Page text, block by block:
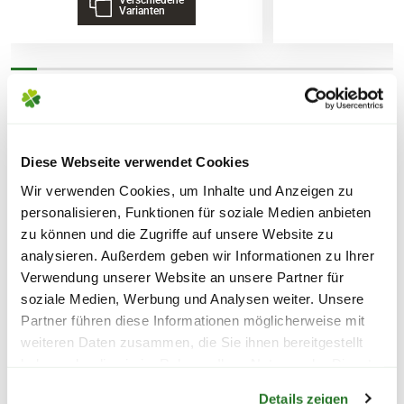
Diese Webseite verwendet Cookies
Wir verwenden Cookies, um Inhalte und Anzeigen zu
personalisieren, Funktionen für soziale Medien anbieten
zu können und die Zugriffe auf unsere Website zu
analysieren. Außerdem geben wir Informationen zu Ihrer
Verwendung unserer Website an unsere Partner für
soziale Medien, Werbung und Analysen weiter. Unsere
Partner führen diese Informationen möglicherweise mit
weiteren Daten zusammen, die Sie ihnen bereitgestellt
Details zeigen
Lieferhinweise
KÖNNEN ENTSTEHEN
PAKETVERSAND
6,95€
für Standardpakete (z.B.Dünger oder
Zubehör)
7,95€für größere Pakete (z.B. Pflanzen oder
Erde)
SPERRGUTVERSAND
Varianten